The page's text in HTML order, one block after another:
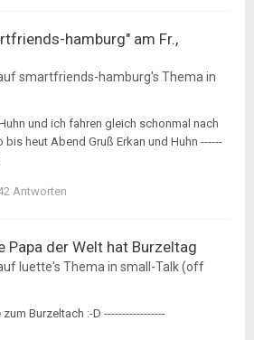
hamburg" am Fr.,
smartfriends-hamburg's Thema in
und ich fahren gleich schonmal nach
heut Abend Gruß Erkan und Huhn ------
Antworten
Papa der Welt hat Burzeltag
luette's Thema in small-Talk (off
Burzeltach :-D -----------------